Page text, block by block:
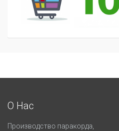
О Нас
Производство паракорда,